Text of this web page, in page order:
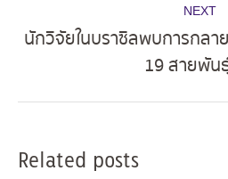
NEXT
นักวิจัยในบราซิลพบการกลา
19 สายพัน
Related posts